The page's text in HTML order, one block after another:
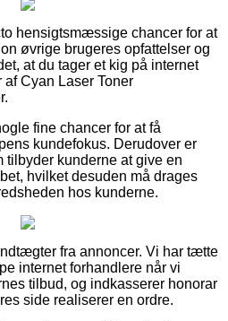
hensigtsmæssige chancer for at
øvrige brugeres opfattelser og
at du tager et kig på internet
Cyan Laser Toner
fine chancer for at få
kundefokus. Derudover er
tilbyder kunderne at give en
hvilket desuden må drages
hos kunderne.
fra annoncer. Vi har tætte
internet forhandlere når vi
tilbud, og indkasserer honorar
side realiserer en ordre.